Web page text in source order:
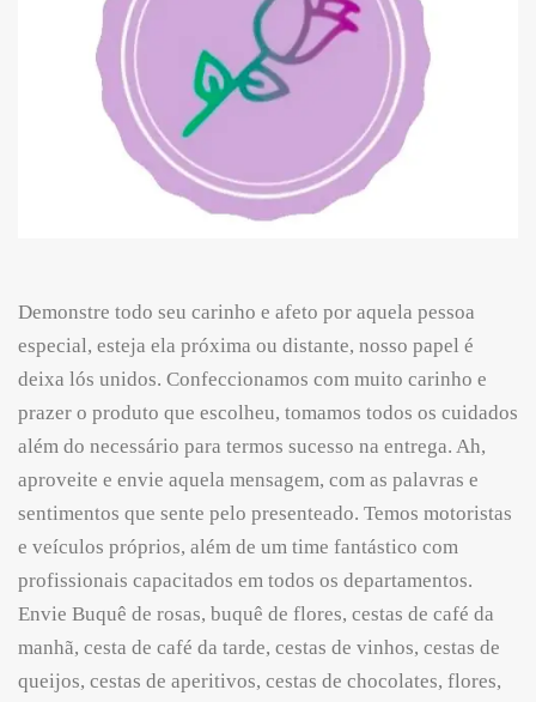
Demonstre todo seu carinho e afeto por aquela pessoa
especial, esteja ela próxima ou distante, nosso papel é
deixa lós unidos. Confeccionamos com muito carinho e
prazer o produto que escolheu, tomamos todos os cuidados
além do necessário para termos sucesso na entrega. Ah,
aproveite e envie aquela mensagem, com as palavras e
sentimentos que sente pelo presenteado. Temos motoristas
e veículos próprios, além de um time fantástico com
profissionais capacitados em todos os departamentos.
Envie Buquê de rosas, buquê de flores, cestas de café da
manhã, cesta de café da tarde, cestas de vinhos, cestas de
queijos, cestas de aperitivos, cestas de chocolates, flores,